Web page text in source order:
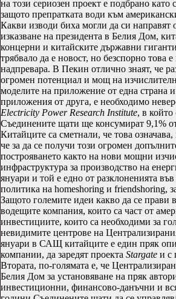
на този сериозен проект е подбрано
защото препратката води към
Какви изводи биха могли да си направят
изказване на президента в Белия Дом,
концерни и китайските държавни
трябвало да е новост, но безспорно това
надпревара. В Пекин отлично знаят, че
огромен потенциал и мощ на
моделите на приложение от една страна
приложения от друга, е необходимо
Electricity Power Research Institute, в който
Съединените щати ще консумират 9,1%
Китайците са сметнали, че това
че за да се получи този огромен
построяването както на нови мощни
инфраструктура за производство на
януари и той е едно от разклоненията
политика на homeshoring и friendshoring,
Защото големите идеи какво да се прави
водещите компания, които са част от
инвестициите, които са необходими за
невидимите центрове на
януари в САЩ китайците е един пряк
компании, да заредят проекта Stargate и с
Втората, по-голямата е, че
Белия Дом за установяване на пряк
инвестиционни, финансово-данъчни и